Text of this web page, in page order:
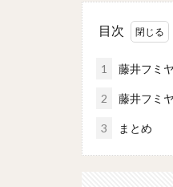
目次
1 藤井フミ
2 藤井フミ
3 まとめ